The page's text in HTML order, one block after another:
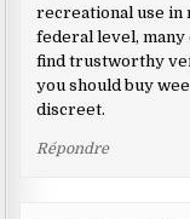
recreational use in
federal level,
find trustworthy
you should buy
discreet.
Répondre